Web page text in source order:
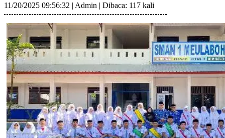
11/20/2025 09:56:32 | Admin | Dibaca: 117 kali